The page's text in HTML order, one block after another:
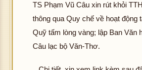
TS Phạm Vũ Câu xin rút khỏi
thông qua Quy chế về hoạt động
Quỹ tấm lòng vàng; lập Ban Văn
Câu lạc bộ Văn-Thơ.